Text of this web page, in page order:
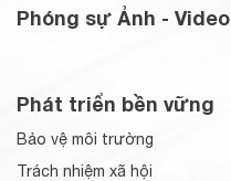
Phóng sự Ảnh - Video
Phát triển bền vững
Bảo vệ môi trường
Trách nhiệm xã hội